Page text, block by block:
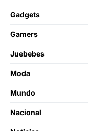
Gadgets
Gamers
Juebebes
Moda
Mundo
Nacional